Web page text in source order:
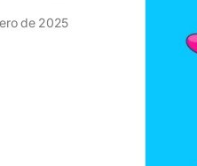
de 2025